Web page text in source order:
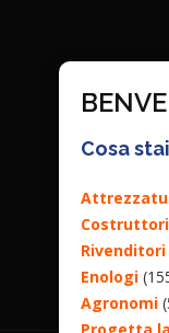
Cosa
Costruttori
Rivenditori
Enologi
Agronomi